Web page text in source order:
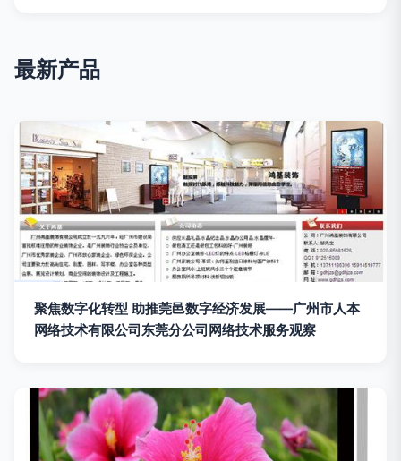
最新产品
聚焦数字化转型 助推莞邑数字经济发展——广州市人本
网络技术有限公司东莞分公司网络技术服务观察